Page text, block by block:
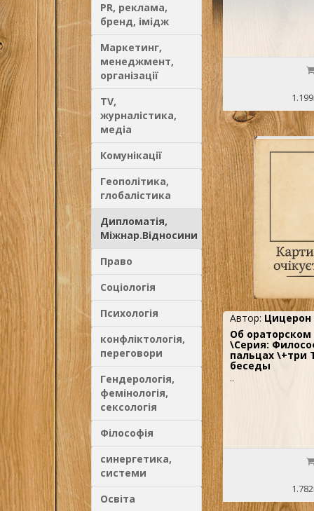
PR, реклама,
бренд, імідж
Маркетинг,
менеджмент,
організації
TV,
журналістика,
медіа
Комунікації
Геополітика,
глобалістика
Дипломатія,
Міжнар.Відносини
Право
Соціологія
Психологія
конфліктологія,
переговори
Гендерологія,
фемінологія,
сексологія
Філософія
синергетика,
системи
Освіта
Автор: Цицерон
Об ораторском
\Серия:
пальцах \+три
беседы
..